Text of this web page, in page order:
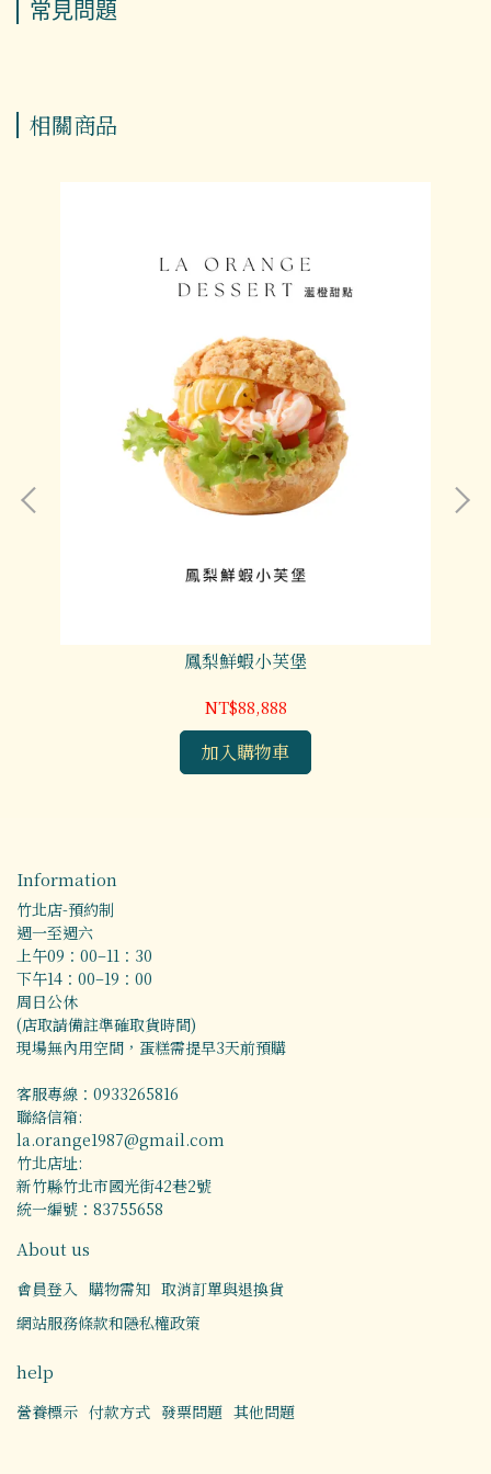
常見問題
相關商品
鳳梨鮮蝦小芙堡
NT$88,888
加入購物車
Information
竹北店-預約制
週一至週六
上午09：00–11：30
下午14：00–19：00
周日公休
(店取請備註準確取貨時間)
現場無內用空間，蛋糕需提早3天前預購
客服專線：0933265816
聯絡信箱:
la.orange1987@gmail.com
竹北店址:
新竹縣竹北市國光街42巷2號
統一編號：83755658
About us
會員登入 購物需知 取消訂單與退換貨
網站服務條款和隱私權政策
help
營養標示 付款方式 發票問題 其他問題